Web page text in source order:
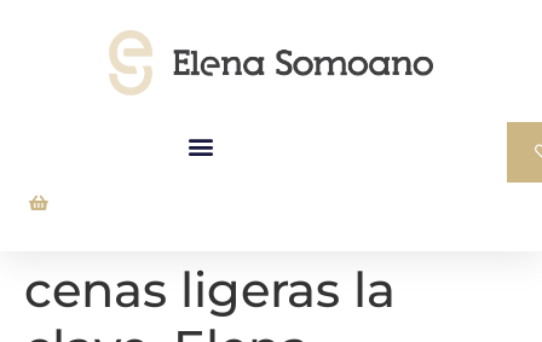
cenas ligeras la